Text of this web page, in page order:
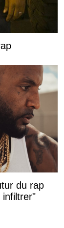
du rap
infiltrer"